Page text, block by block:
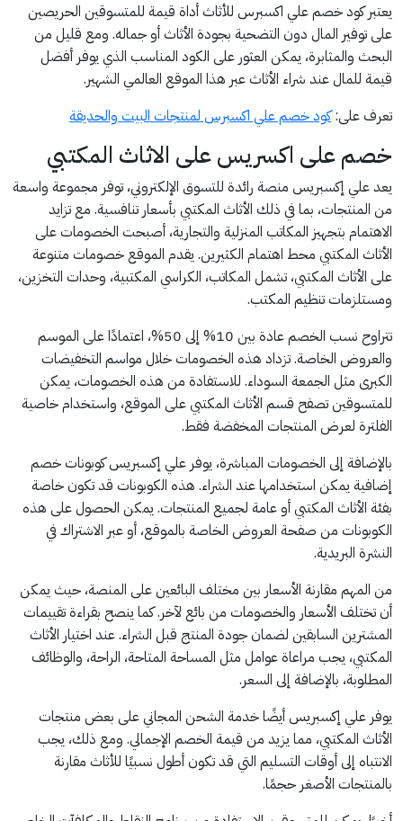
يعتبر كود خصم علي اكسبرس للأثاث أداة قيمة للمتسوقين الحريصين
على توفير المال دون التضحية بجودة الأثاث أو جماله. ومع قليل من
البحث والمثابرة، يمكن العثور على الكود المناسب الذي يوفر أفضل
قيمة للمال عند شراء الأثاث عبر هذا الموقع العالمي الشهير.
تعرف على:كود خصم علي اكسبرس لمنتجات البيت والحديقة
خصم على اكسريس على الاثاث المكتبي
يعد علي إكسبريس منصة رائدة للتسوق الإلكتروني، توفر مجموعة واسعة
من المنتجات، بما في ذلك الأثاث المكتبي بأسعار تنافسية. مع تزايد
الاهتمام بتجهيز المكاتب المنزلية والتجارية، أصبحت الخصومات على
الأثاث المكتبي محط اهتمام الكثيرين. يقدم الموقع خصومات متنوعة
على الأثاث المكتبي، تشمل المكاتب، الكراسي المكتبية، وحدات التخزين،
ومستلزمات تنظيم المكتب.
تتراوح نسب الخصم عادة بين 10% إلى 50%، اعتمادًا على الموسم
والعروض الخاصة. تزداد هذه الخصومات خلال مواسم التخفيضات
الكبرى مثل الجمعة السوداء. للاستفادة من هذه الخصومات، يمكن
للمتسوقين تصفح قسم الأثاث المكتبي على الموقع، واستخدام خاصية
الفلترة لعرض المنتجات المخفضة فقط.
بالإضافة إلى الخصومات المباشرة، يوفر علي إكسبريس كوبونات خصم
إضافية يمكن استخدامها عند الشراء. هذه الكوبونات قد تكون خاصة
بفئة الأثاث المكتبي أو عامة لجميع المنتجات. يمكن الحصول على هذه
الكوبونات من صفحة العروض الخاصة بالموقع، أو عبر الاشتراك في
النشرة البريدية.
من المهم مقارنة الأسعار بين مختلف البائعين على المنصة، حيث يمكن
أن تختلف الأسعار والخصومات من بائع لآخر. كما ينصح بقراءة تقييمات
المشترين السابقين لضمان جودة المنتج قبل الشراء. عند اختيار الأثاث
المكتبي، يجب مراعاة عوامل مثل المساحة المتاحة، الراحة، والوظائف
المطلوبة، بالإضافة إلى السعر.
يوفر علي إكسبريس أيضًا خدمة الشحن المجاني على بعض منتجات
الأثاث المكتبي، مما يزيد من قيمة الخصم الإجمالي. ومع ذلك، يجب
الانتباه إلى أوقات التسليم التي قد تكون أطول نسبيًا للأثاث مقارنة
بالمنتجات الأصغر حجمًا.